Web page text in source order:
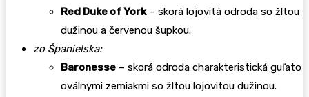
Red Duke of York– skorá lojovitá odroda so žltou
dužinou a červenou šupkou.
zo Španielska:
Baronesse – skorá odroda charakteristická guľato
oválnymi zemiakmi so žltou lojovitou dužinou.